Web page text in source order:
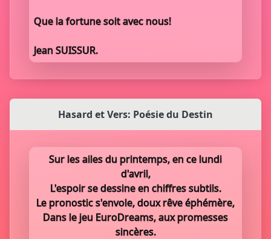
Que la fortune soit avec nous!
Jean SUISSUR.
Hasard et Vers: Poésie du Destin
Sur les ailes du printemps, en ce lundi
d'avril,
L'espoir se dessine en chiffres subtils.
Le pronostic s'envole, doux rêve éphémère,
Dans le jeu EuroDreams, aux promesses
sincères.